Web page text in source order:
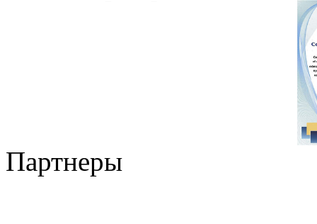
Партнеры